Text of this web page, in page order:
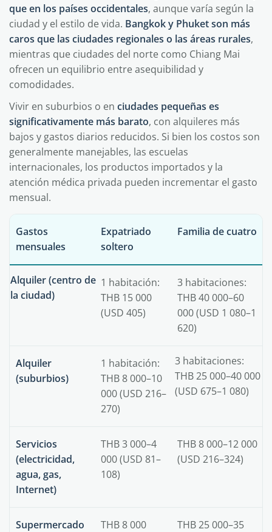
que en los países occidentales, aunque varía según la
ciudad y el estilo de vida. Bangkok y Phuket son más
caros que las ciudades regionales o las áreas rurales,
mientras que ciudades del norte como Chiang Mai
ofrecen un equilibrio entre asequibilidad y
comodidades.
Vivir en suburbios o en ciudades pequeñas es
significativamente más barato, con alquileres más
bajos y gastos diarios reducidos. Si bien los costos son
generalmente manejables, las escuelas
internacionales, los productos importados y la
atención médica privada pueden incrementar el gasto
mensual.
Gastos
mensuales
Expatriado
soltero
Familia de cuatro
Alquiler (centro de
la ciudad)
1 habitación:
THB 15 000
(USD 405)
3 habitaciones:
THB 40 000–60
000 (USD 1 080–1
620)
Alquiler
(suburbios)
1 habitación:
THB 8 000–10
000 (USD 216–
270)
3 habitaciones:
THB 25 000–40 000
(USD 675–1 080)
Servicios
(electricidad,
agua, gas,
Internet)
THB 3 000–4
000 (USD 81–
108)
THB 8 000–12 000
(USD 216–324)
Supermercado
THB 8 000
THB 25 000–35